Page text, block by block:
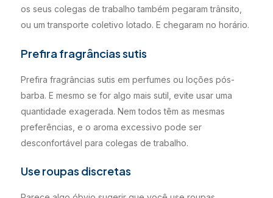
os seus colegas de trabalho também pegaram trânsito,
ou um transporte coletivo lotado. E chegaram no horário.
Prefira fragrâncias sutis
Prefira fragrâncias sutis em perfumes ou loções pós-
barba. E mesmo se for algo mais sutil, evite usar uma
quantidade exagerada. Nem todos têm as mesmas
preferências, e o aroma excessivo pode ser
desconfortável para colegas de trabalho.
Use roupas discretas